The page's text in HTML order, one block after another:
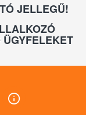
JELLEGŰ!